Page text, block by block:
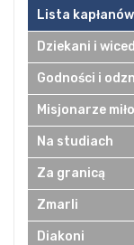
Lista kapłanów
Dziekani i
Godności i
Misjonarze
Na studiach
Za granicą
Zmarli
Diakoni